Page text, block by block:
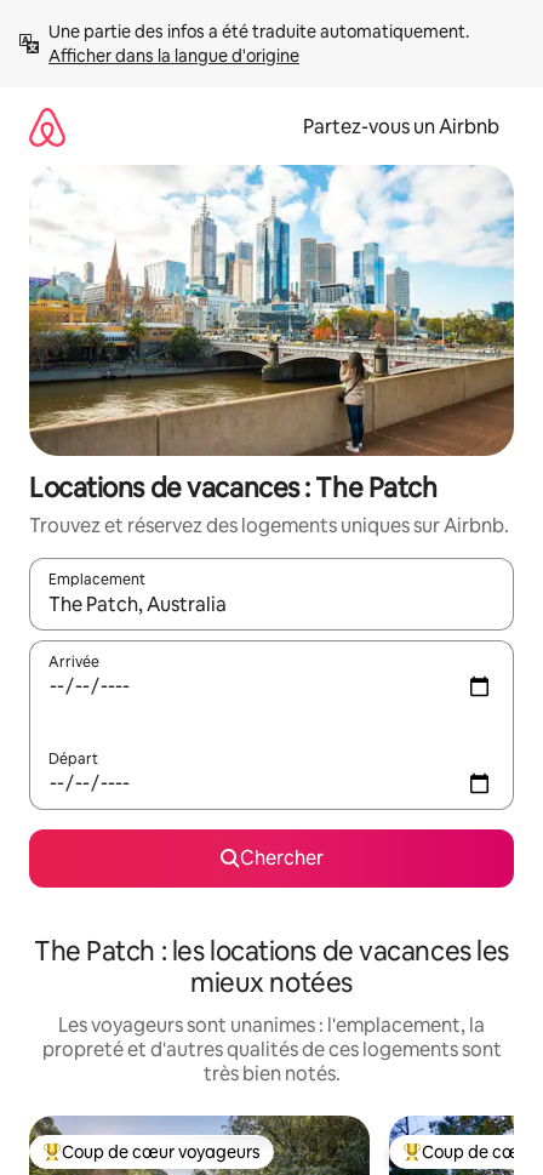
directement
Afficher dans la langue d'origine
Partez-vous un Airbnb
Locations de vacances : The Patch
Trouvez et réservez des logements uniques sur Airbnb.
Emplacement
Quand les résultats sont affichés, parcourez-les en utilisant
Arrivée
Départ
Chercher
The Patch : les locations de vacances les
mieux notées
Les voyageurs sont unanimes : l'emplacement, la
propreté et d'autres qualités de ces logements sont
très bien notés.
Coup de cœur voyageurs parmi les plus aimés
Coup de cœur voyageurs Coup de cœur
Coup de cœur